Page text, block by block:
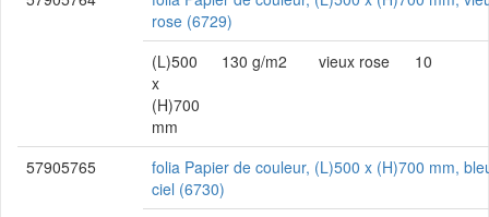
rose (6729)
(L)500
x
(H)700
mm
130 g/m2 vieux rose 10
57905765
folia Papier de couleur, (L)500 x (H)700 mm,
ciel (6730)